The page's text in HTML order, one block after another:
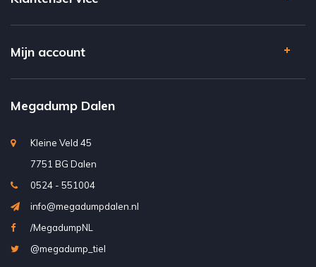
Mijn account
Megadump Dalen
Kleine Veld 45
7751 BG Dalen
0524 - 551004
info@megadumpdalen.nl
/MegadumpNL
@megadump_tiel